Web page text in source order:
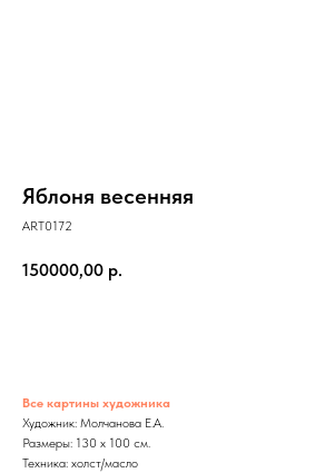
Яблоня весенняя
ART0172
150000,00 р.
Все картины художника
Художник: Молчанова Е.А.
Размеры: 130 x 100 см.
Техника: холст/масло